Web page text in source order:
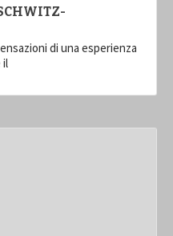
di una esperienza
il